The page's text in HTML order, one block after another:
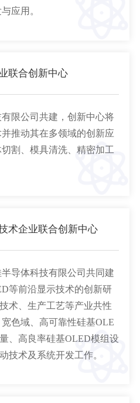
应用。
联合创新中心
限公司共建，创新中心将
推动其在多领域的创新应
割、模具清洗、精密加工
术企业联合创新中心
导体科技有限公司共同建
等前沿显示技术的创新研
术、生产工艺等产业共性
色域、高可靠性硅基OLE
、高良率硅基OLED模组设
技术及系统开发工作。